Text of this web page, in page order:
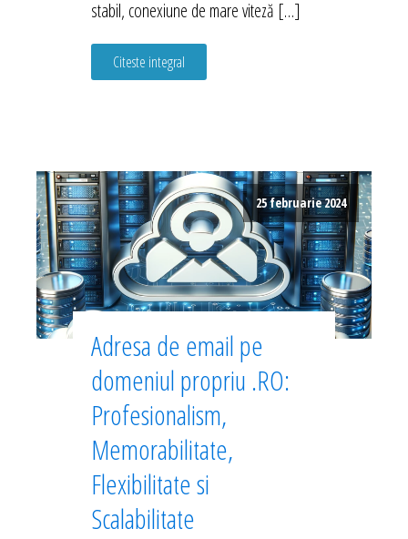
stabil, conexiune de mare viteză […]
Citeste integral
25 februarie 2024
Adresa de email pe
domeniul propriu .RO:
Profesionalism,
Memorabilitate,
Flexibilitate si
Scalabilitate